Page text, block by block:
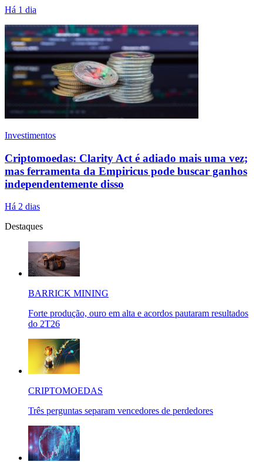
Há 1 dia
Investimentos
Criptomoedas: Clarity Act é adiado mais uma vez;
mas ferramenta da Empiricus pode buscar ganhos
independentemente disso
Há 2 dias
Destaques
BARRICK MINING
Forte produção, ouro em alta e acordos pautaram resultados
do 2T26
CRIPTOMOEDAS
Três perguntas separam vencedores de perdedores